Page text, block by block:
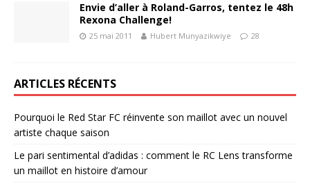
Envie d’aller à Roland-Garros, tentez le 48h
Rexona Challenge!
25 mai 2011 Hubert Munyazikwiye 28
ARTICLES RÉCENTS
Pourquoi le Red Star FC réinvente son maillot avec un nouvel
artiste chaque saison
Le pari sentimental d’adidas : comment le RC Lens transforme
un maillot en histoire d’amour